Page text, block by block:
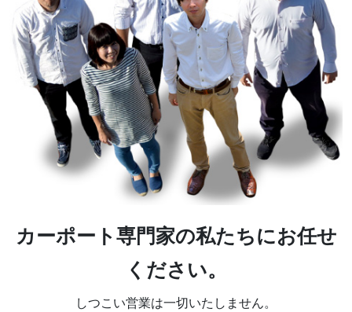
カーポート専門家の私たちにお任せ
ください。
しつこい営業は一切いたしません。